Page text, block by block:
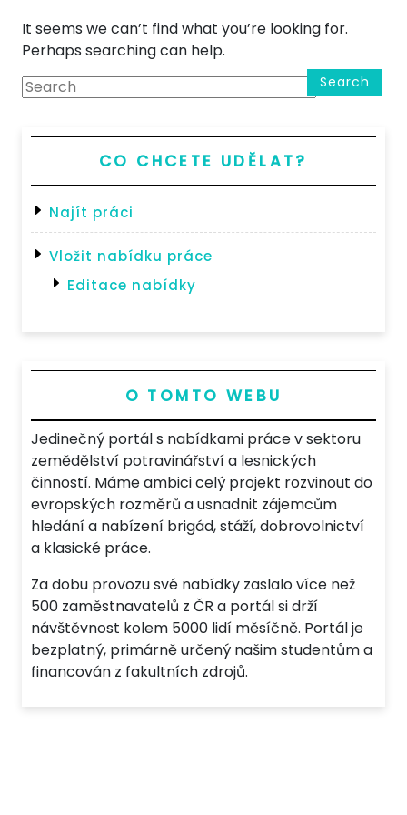
It seems we can’t find what you’re looking for.
Perhaps searching can help.
Search
CO CHCETE UDĚLAT?
Najít práci
Vložit nabídku práce
Editace nabídky
O TOMTO WEBU
Jedinečný portál s nabídkami práce v sektoru
zemědělství potravinářství a lesnických
činností. Máme ambici celý projekt rozvinout do
evropských rozměrů a usnadnit zájemcům
hledání a nabízení brigád, stáží, dobrovolnictví
a klasické práce.
Za dobu provozu své nabídky zaslalo více než
500 zaměstnavatelů z ČR a portál si drží
návštěvnost kolem 5000 lidí měsíčně. Portál je
bezplatný, primárně určený našim studentům a
financován z fakultních zdrojů.